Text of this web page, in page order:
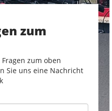
zum
zum oben
Sie uns eine Nachricht